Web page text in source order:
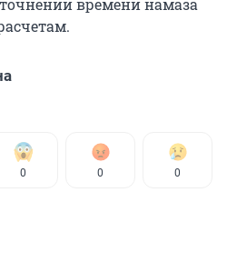
времени намаза
0 0 0